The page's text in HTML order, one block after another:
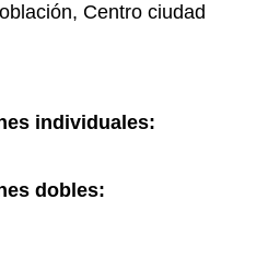
Centro ciudad
individuales:
dobles: